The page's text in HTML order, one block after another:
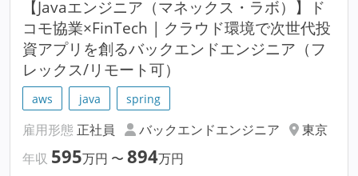
【Javaエンジニア（マネックス・ラボ）】ド
コモ協業×FinTech | クラウド環境で次世代投
資アプリを創るバックエンドエンジニア（フ
レックス/リモート可）
aws java spring
雇用形態 正社員 バックエンドエンジニア
東京
年収 595万円 〜 894万円